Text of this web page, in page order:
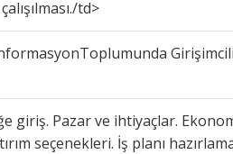
td>
giriş. Pazar ve ihtiyaçlar.
seçenekleri. İş planı